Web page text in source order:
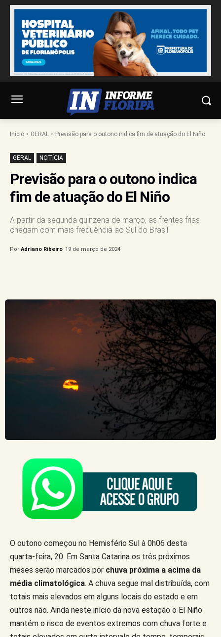
Início GERAL Previsão para o outono indica fim de atuação do El Niño
GERAL NOTÍCIA
Previsão para o outono indica
fim de atuação do El Niño
A partir da segunda quinzena de março, as frentes frias
chegam com mais frequência ao Sul do Brasil
Por Adriano Ribeiro 19 de março de 2024
O outono começou no Hemisfério Sul à 0h06 desta
quarta-feira, 20. Em Santa Catarina os três próximos
meses serão marcados por chuva próxima a acima da
média climatológica. A chuva segue mal distribuída, com
totais mais elevados em alguns locais do estado e em
outros não. Ainda neste início da nova estação o El Niño
mantém o risco de eventos extremos com chuva forte e